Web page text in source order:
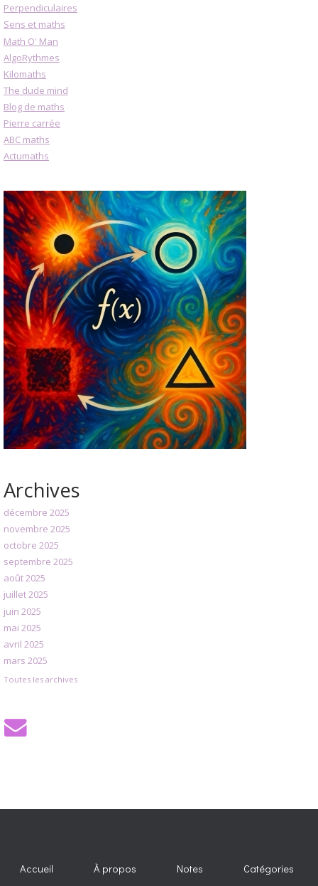
Perpendiculaires
Sens et maths
Math O' Man
AlgoRythmes
Kilomaths
The dude mind
Blog de maths
Pierre carrée
ABC maths
Actumaths
Archives
décembre 2025
novembre 2025
octobre 2025
septembre 2025
août 2025
juillet 2025
juin 2025
mai 2025
avril 2025
mars 2025
Toutes les archives
Accueil À propos Notes Catégories